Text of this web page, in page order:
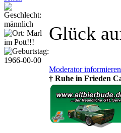
Glück
Moderator informieren
† Ruhe in Frieden